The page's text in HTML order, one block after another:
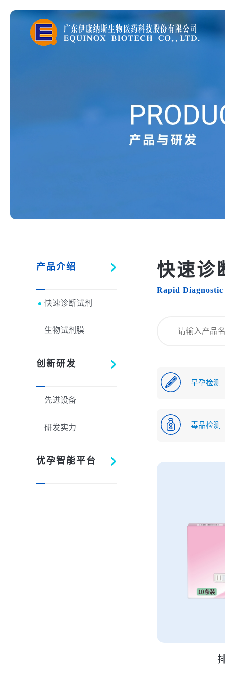
产品介绍
快速诊断试剂
生物试剂膜
创新研发
先进设备
研发实力
优孕智能平台
快速诊
Rapid Diagnostic
早孕检测
毒品检测